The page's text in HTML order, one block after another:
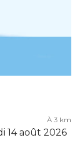
À 3 km
14 août 2026